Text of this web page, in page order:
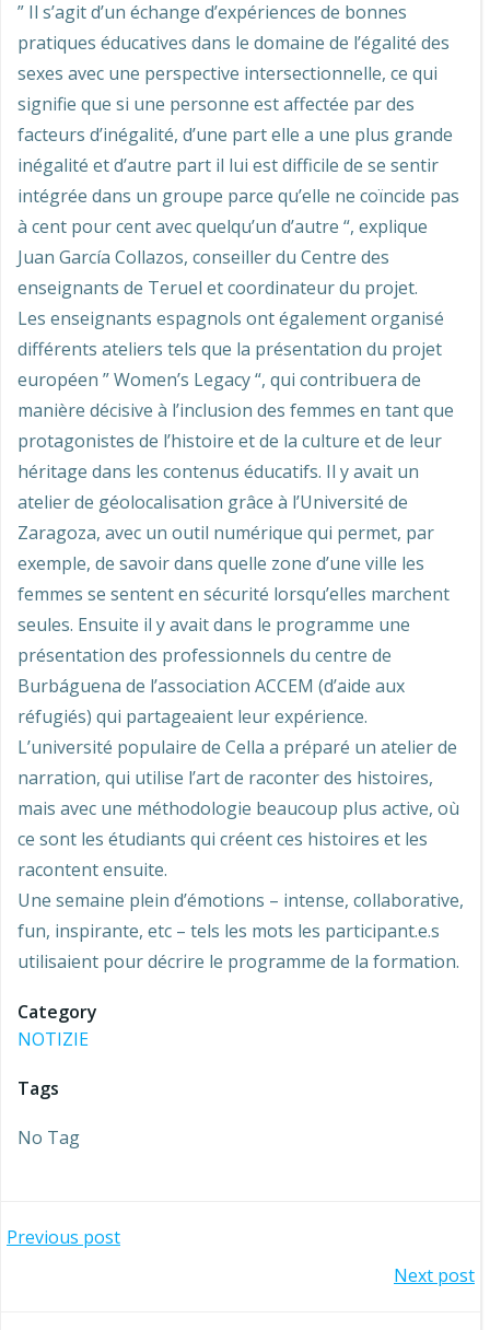
” Il s’agit d’un échange d’expériences de bonnes
pratiques éducatives dans le domaine de l’égalité des
sexes avec une perspective intersectionnelle, ce qui
signifie que si une personne est affectée par des
facteurs d’inégalité, d’une part elle a une plus grande
inégalité et d’autre part il lui est difficile de se sentir
intégrée dans un groupe parce qu’elle ne coïncide pas
à cent pour cent avec quelqu’un d’autre “, explique
Juan García Collazos, conseiller du Centre des
enseignants de Teruel et coordinateur du projet.
Les enseignants espagnols ont également organisé
différents ateliers tels que la présentation du projet
européen ” Women’s Legacy “, qui contribuera de
manière décisive à l’inclusion des femmes en tant que
protagonistes de l’histoire et de la culture et de leur
héritage dans les contenus éducatifs. Il y avait un
atelier de géolocalisation grâce à l’Université de
Zaragoza, avec un outil numérique qui permet, par
exemple, de savoir dans quelle zone d’une ville les
femmes se sentent en sécurité lorsqu’elles marchent
seules. Ensuite il y avait dans le programme une
présentation des professionnels du centre de
Burbáguena de l’association ACCEM (d’aide aux
réfugiés) qui partageaient leur expérience.
L’université populaire de Cella a préparé un atelier de
narration, qui utilise l’art de raconter des histoires,
mais avec une méthodologie beaucoup plus active, où
ce sont les étudiants qui créent ces histoires et les
racontent ensuite.
Une semaine plein d’émotions – intense, collaborative,
fun, inspirante, etc – tels les mots les participant.e.s
utilisaient pour décrire le programme de la formation.
Category
NOTIZIE
Tags
No Tag
Navigazione
Previous post
Next post